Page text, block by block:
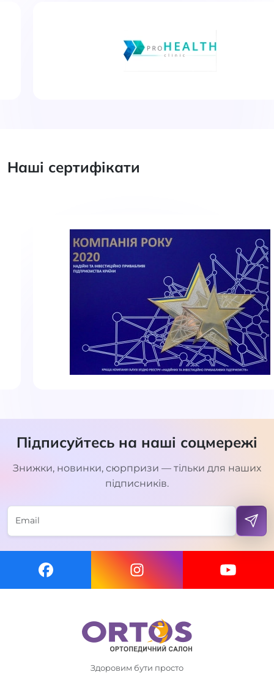
Наші сертифікати
Підписуйтесь на наші соцмережі
Знижки, новинки, сюрпризи — тільки для наших
підписників.
Здоровим бути просто